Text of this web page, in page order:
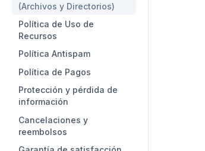
(Archivos y Directorios)
Política de Uso de
Recursos
Política Antispam
Política de Pagos
Protección y pérdida de
información
Cancelaciones y
reembolsos